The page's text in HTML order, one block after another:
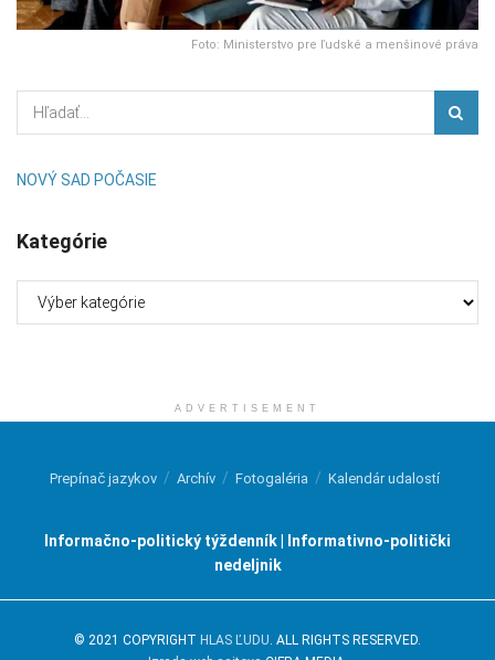
Foto: Ministerstvo pre ľudské a menšinové práva
NOVÝ SAD POČASIE
Kategórie
ADVERTISEMENT
Prepínač jazykov Archív Fotogaléria Kalendár udalostí
Informačno-politický týždenník | Informativno-politički
nedeljnik
© 2021 COPYRIGHT HLAS ĽUDU. ALL RIGHTS RESERVED.